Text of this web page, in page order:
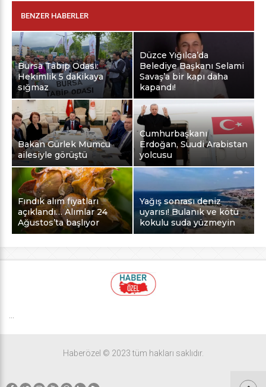
BENZER HABERLER
Bursa Tabip Odası:
Hekimlik 5 dakikaya
sığmaz
Düzce Yığılca’da
Belediye Başkanı Selami
Savaş’a bir kapı daha
kapandı!
Bakan Gürlek Mumcu
ailesiyle görüştü
Cumhurbaşkanı
Erdoğan, Suudi Arabistan
yolcusu
Fındık alım fiyatları
açıklandı… Alımlar 24
Ağustos’ta başlıyor
Yağış sonrası deniz
uyarısı! Bulanık ve kötü
kokulu suda yüzmeyin
Haberözel © 2023 tüm hakları saklıdır.